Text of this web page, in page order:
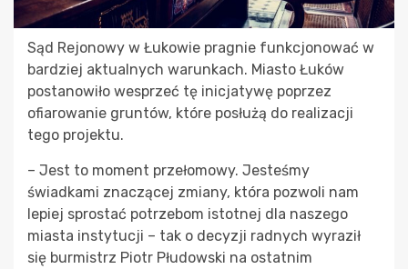
Sąd Rejonowy w Łukowie pragnie funkcjonować w
bardziej aktualnych warunkach. Miasto Łuków
postanowiło wesprzeć tę inicjatywę poprzez
ofiarowanie gruntów, które posłużą do realizacji
tego projektu.
– Jest to moment przełomowy. Jesteśmy
świadkami znaczącej zmiany, która pozwoli nam
lepiej sprostać potrzebom istotnej dla naszego
miasta instytucji – tak o decyzji radnych wyraził
się burmistrz Piotr Płudowski na ostatnim